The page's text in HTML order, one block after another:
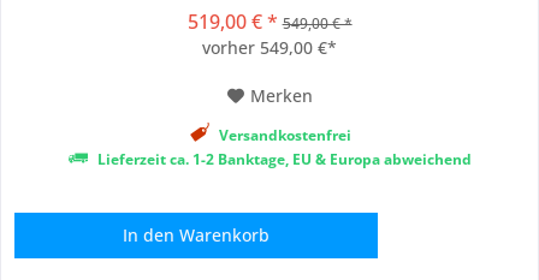
nochmals um sagenhafte 100%, bis zu 500 Metern!. In dieser
Liga kann das Gerät selbst den...
519,00 € * 549,00 € *
vorher 549,00 €*
Merken
Versandkostenfrei
Lieferzeit ca. 1-2 Banktage, EU & Europa abweichend
In den Warenkorb